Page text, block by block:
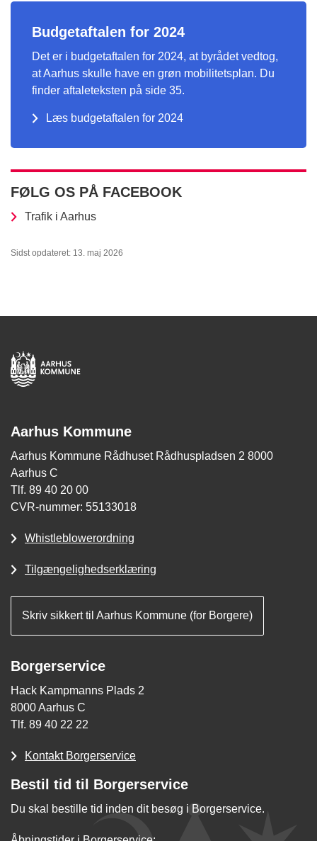
Budgetaftalen for 2024
Det er i budgetaftalen for 2024, at byrådet vedtog,
at Aarhus skulle have en grøn mobilitetsplan. Du
finder aftaleteksten på side 35.
Læs budgetaftalen for 2024
FØLG OS PÅ FACEBOOK
Trafik i Aarhus
Sidst opdateret: 13. maj 2026
Aarhus Kommune
Aarhus Kommune Rådhuset Rådhuspladsen 2 8000
Aarhus C
Tlf. 89 40 20 00
CVR-nummer: 55133018
Whistleblowerordning
Tilgængelighedserklæring
Skriv sikkert til Aarhus Kommune (for Borgere)
Borgerservice
Hack Kampmanns Plads 2
8000 Aarhus C
Tlf. 89 40 22 22
Kontakt Borgerservice
Bestil tid til Borgerservice
Du skal bestille tid inden dit besøg i Borgerservice.